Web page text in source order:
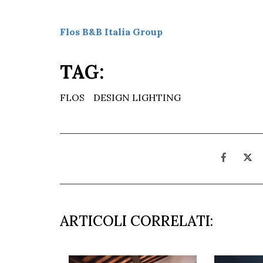
Flos B&B Italia Group
TAG:
FLOS DESIGN LIGHTING
ARTICOLI CORRELATI: